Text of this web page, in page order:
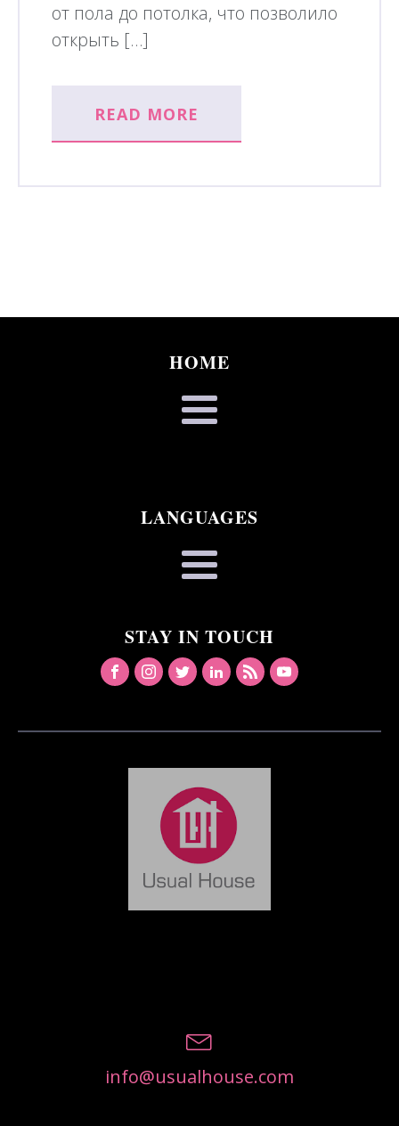
от пола до потолка, что позволило
открыть […]
READ MORE
HOME
LANGUAGES
STAY IN TOUCH
info@usualhouse.com